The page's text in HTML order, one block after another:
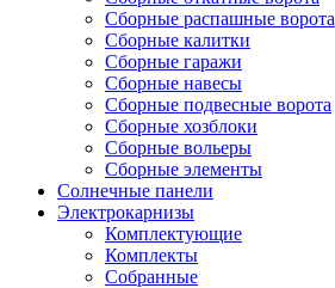
Сборные распашные ворота
Сборные калитки
Сборные гаражи
Сборные навесы
Сборные подвесные ворота
Сборные хозблоки
Сборные вольеры
Сборные элементы
Солнечные панели
Электрокарнизы
Комплектующие
Комплекты
Собранные